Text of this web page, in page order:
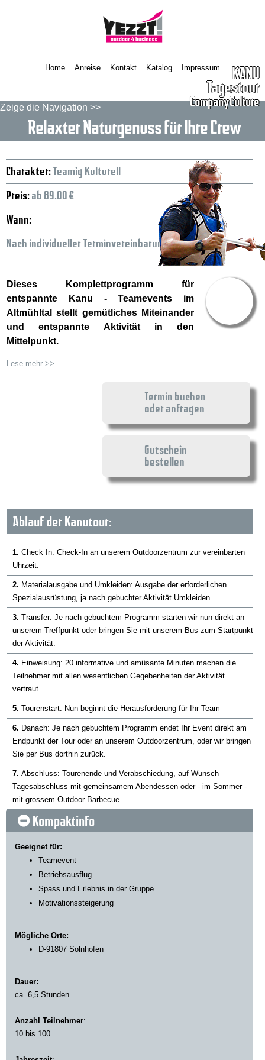
Home Anreise Kontakt Katalog Impressum
Zeige die Navigation >>
KANU
Tagestour
Company Culture
Relaxter Naturgenuss für Ihre Crew
Charakter:Teamig Kulturell
Preis:ab 89.00 €
Wann:
Nach individueller Terminvereinbarung
Dieses Komplettprogramm für
entspannte Kanu - Teamevents im
Altmühltal stellt gemütliches Miteinander
und entspannte Aktivität in den
Mittelpunkt.
Lese mehr >>
Termin buchen
oder anfragen
Gutschein
bestellen
Ablauf der Kanutour:
1. Check In: Check-In an unserem Outdoorzentrum zur vereinbarten
Uhrzeit.
2. Materialausgabe und Umkleiden: Ausgabe der erforderlichen
Spezialausrüstung, ja nach gebuchter Aktivität Umkleiden.
3. Transfer: Je nach gebuchtem Programm starten wir nun direkt an
unserem Treffpunkt oder bringen Sie mit unserem Bus zum Startpunkt
der Aktivität.
4. Einweisung: 20 informative und amüsante Minuten machen die
Teilnehmer mit allen wesentlichen Gegebenheiten der Aktivität
vertraut.
5. Tourenstart: Nun beginnt die Herausforderung für Ihr Team
6. Danach: Je nach gebuchtem Programm endet Ihr Event direkt am
Endpunkt der Tour oder an unserem Outdoorzentrum, oder wir bringen
Sie per Bus dorthin zurück.
7. Abschluss: Tourenende und Verabschiedung, auf Wunsch
Tagesabschluss mit gemeinsamem Abendessen oder - im Sommer -
mit grossem Outdoor Barbecue.
Kompaktinfo
Geeignet für:
Teamevent
Betriebsausflug
Spass und Erlebnis in der Gruppe
Motivationssteigerung
Mögliche Orte:
D-91807 Solnhofen
Dauer:
ca. 6,5 Stunden
Anzahl Teilnehmer:
10 bis 100